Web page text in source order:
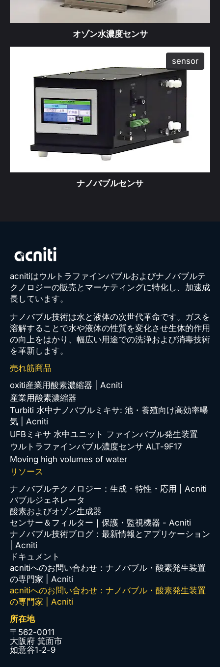
オゾン水濃度センサ
sensor
ナノバブルセンサ
acnitiはウルトラファインバブルおよびナノバブルテ
クノロジーの販売とマーケティングに特化し、加速成
長しています。
ナノバブル技術は水と液体の次世代革命です。ガスを
溶解することで水や液体の性質を変化させ生体的作用
の向上をはかり、幅広い用途での洗浄および消毒技術
を革新します。
売れ筋商品
oxiti産業用酸素濃縮器 | Acniti
産業用酸素濃縮器
Turbiti 水中ナノバブルミキサ: 池・養殖向け高効率曝
気 | Acniti
UFBミキサ 水中ユニット ファインバブル発生装置
ウルトラファインバブル濃度センサ ALT-9F17
Moving high volumes of water
リソース
ナノバブルテクノロジー：生成・特性・応用 | Acniti
バブルジェネレータ
酸素およびオゾン生成器
センサー＆フィルター｜保護・監視機器 - Acniti
ナノバブル技術ブログ：最新情報とアプリケーション
| Acniti
ドキュメント
acnitiへのお問い合わせ：ナノバブル・酸素発生装置
の専門家 | Acniti
acnitiへのお問い合わせ：ナノバブル・酸素発生装置
の専門家 | Acniti
所在地
〒562-0011
大阪府 箕面市
如意谷1-2-9